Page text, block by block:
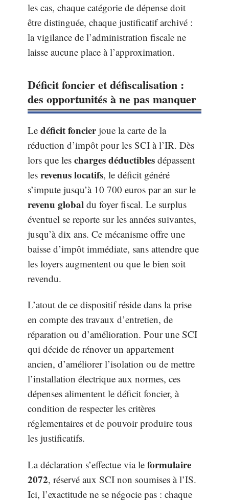
les cas, chaque catégorie de dépense doit
être distinguée, chaque justificatif archivé :
la vigilance de l’administration fiscale ne
laisse aucune place à l’approximation.
Déficit foncier et défiscalisation :
des opportunités à ne pas manquer
Le déficit foncierjoue la carte de la
réduction d’impôt pour les SCI à l’IR. Dès
lors que les charges déductibles dépassent
les revenus locatifs, le déficit généré
s’impute jusqu’à 10 700 euros par an sur le
revenu global du foyer fiscal. Le surplus
éventuel se reporte sur les années suivantes,
jusqu’à dix ans. Ce mécanisme offre une
baisse d’impôt immédiate, sans attendre que
les loyers augmentent ou que le bien soit
revendu.
L’atout de ce dispositif réside dans la prise
en compte des travaux d’entretien, de
réparation ou d’amélioration. Pour une SCI
qui décide de rénover un appartement
ancien, d’améliorer l’isolation ou de mettre
l’installation électrique aux normes, ces
dépenses alimentent le déficit foncier, à
condition de respecter les critères
réglementaires et de pouvoir produire tous
les justificatifs.
La déclaration s’effectue via le formulaire
2072, réservé aux SCI non soumises à l’IS.
Ici, l’exactitude ne se négocie pas : chaque